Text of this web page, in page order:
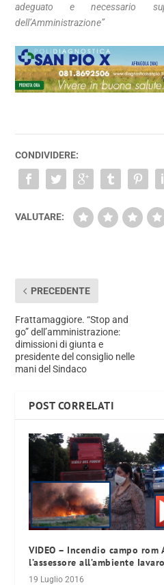
adeguato e necessario
dell’Amministrazione”
CONDIVIDERE:
VALUTARE:
PRECEDENTE
Frattamaggiore. “Stop and
go” dell’amministrazione:
dimissioni di giunta e
presidente del consiglio nelle
mani del Sindaco
POST CORRELATI
VIDEO – Incendio campo
l’assessore all’ambiente
19 Luglio 2016